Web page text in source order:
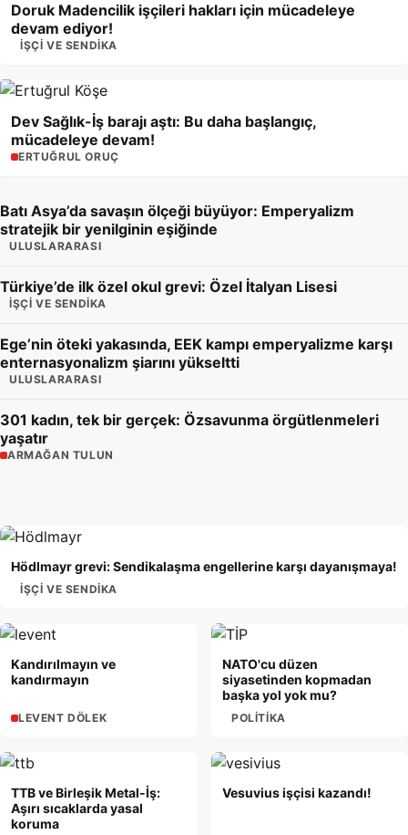
İŞÇI VE SENDIKA
Doruk Madencilik işçileri hakları için mücadeleye
devam ediyor!
ERTUĞRUL ORUÇ
Dev Sağlık-İş barajı aştı: Bu daha başlangıç,
mücadeleye devam!
ULUSLARARASI
Batı Asya’da savaşın ölçeği büyüyor: Emperyalizm
stratejik bir yenilginin eşiğinde
İŞÇI VE SENDIKA
Türkiye’de ilk özel okul grevi: Özel İtalyan Lisesi
ULUSLARARASI
Ege’nin öteki yakasında, EEK kampı emperyalizme karşı
enternasyonalizm şiarını yükseltti
ARMAĞAN TULUN
301 kadın, tek bir gerçek: Özsavunma örgütlenmeleri
yaşatır
Hödlmayr grevi: Sendikalaşma engellerine karşı dayanışmaya!
İŞÇI VE SENDIKA
Kandırılmayın ve
kandırmayın
LEVENT DÖLEK
NATO'cu düzen
siyasetinden kopmadan
başka yol yok mu?
POLITIKA
TTB ve Birleşik Metal-İş:
Aşırı sıcaklarda yasal
koruma
Vesuvius işçisi kazandı!